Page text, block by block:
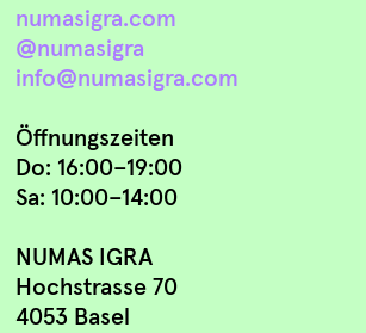
numasigra.com
@numasigra
info@numasigra.com
Öffnungszeiten
Do: 16:00–19:00
Sa: 10:00–14:00
NUMAS IGRA
Hochstrasse 70
4053 Basel